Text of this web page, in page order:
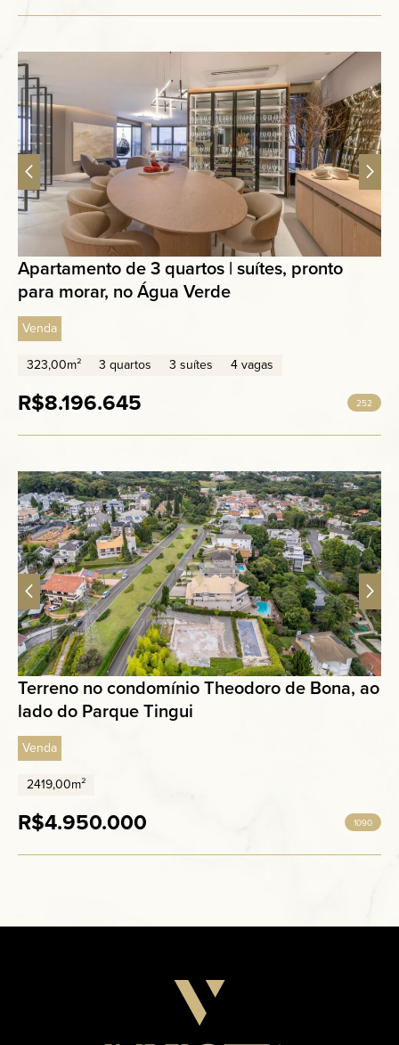
Apartamento de 3 quartos | suítes, pronto
para morar, no Água Verde
Venda
323,00m²
3 quartos 3 suítes 4 vagas
R$8.196.645 252
Terreno no condomínio Theodoro de Bona, ao
lado do Parque Tingui
Venda
2419,00m²
R$4.950.000 1090